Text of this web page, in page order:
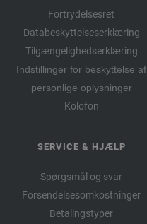
Fortrydelsesret
Databeskyttelseserklæring
Tilgængelighedserklæring
Indstillinger for beskyttelse af
personlige oplysninger
Kolofon
SERVICE & HJÆLP
Spørgsmål og svar
Forsendelsesomkostninger
Betalingstyper